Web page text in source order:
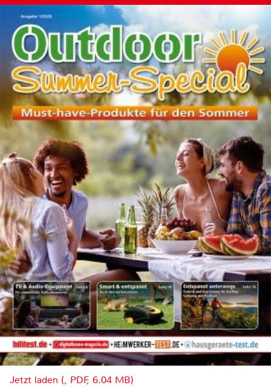
Jetzt laden (, PDF, 6.04 MB)